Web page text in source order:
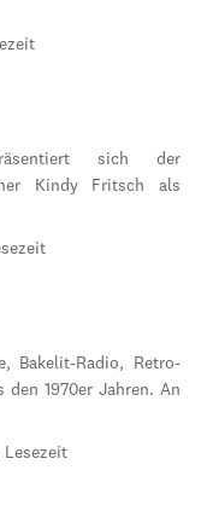
sich der
Kindy Fritsch als
Bakelit-Radio, Retro-
1970er Jahren. An
Lesezeit